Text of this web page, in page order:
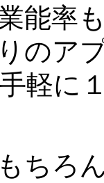
能率
のア
軽に
ろん